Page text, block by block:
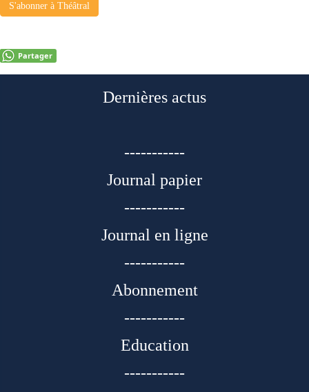
S'abonner à Théâtral
Partager
Dernières actus
-----------
Journal papier
-----------
Journal en ligne
-----------
Abonnement
-----------
Education
-----------